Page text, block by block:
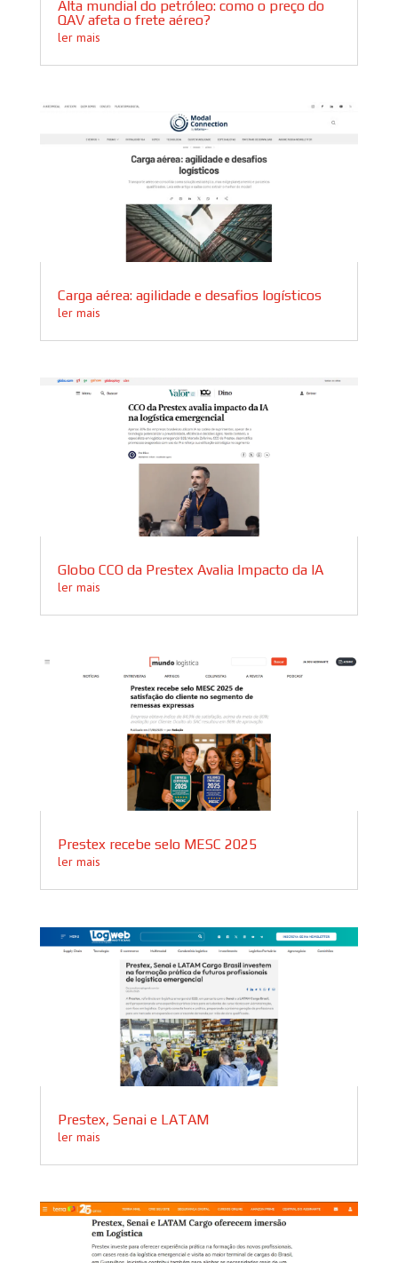
Alta mundial do petróleo: como o preço do
QAV afeta o frete aéreo?
ler mais
Carga aérea: agilidade e desafios logísticos
ler mais
Globo CCO da Prestex Avalia Impacto da IA
ler mais
Prestex recebe selo MESC 2025
ler mais
Prestex, Senai e LATAM
ler mais